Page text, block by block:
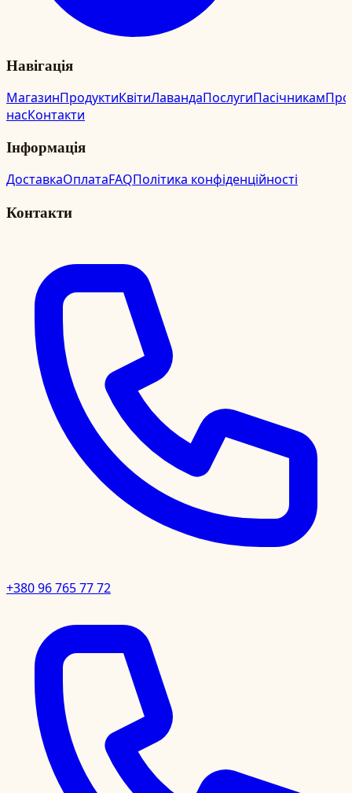
Навігація
МагазинПродуктиКвітиЛавандаПослугиПасічникамПро
насКонтакти
Інформація
ДоставкаОплатаFAQПолітика конфіденційності
Контакти
+380 96 765 77 72